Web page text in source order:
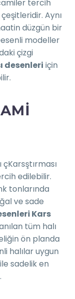
tercih
Aynı
düzgün bir
modeller
çizgi
desenleri için
çKarsştırması
edilebilir.
tonlarında
ve sade
Kars
tüm halı
ön planda
halılar uygun
sadelik en